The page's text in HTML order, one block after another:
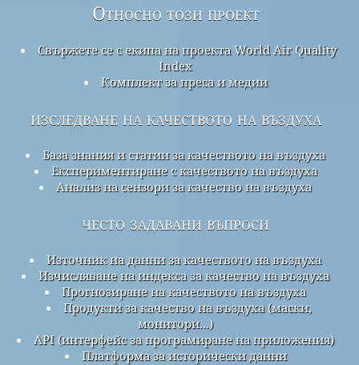
Относно този проект
Свържете се с екипа на проекта World Air Quality
Index
Комплект за преса и медии
изследване на качеството на въздуха
База знания и статии за качеството на въздуха
Експериментиране с качеството на въздуха
Анализ на сензори за качество на въздуха
често задавани въпроси
Източник на данни за качеството на въздуха
Изчисляване на индекса за качество на въздуха
Прогнозиране на качеството на въздуха
Продукти за качество на въздуха (маски,
монитори...)
API (интерфейс за програмиране на приложения)
Платформа за исторически данни